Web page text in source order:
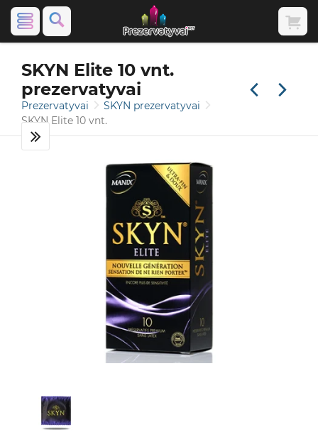
SKYN Elite 10 vnt.
prezervatyvai
Prezervatyvai
SKYN prezervatyvai
SKYN Elite 10 vnt.